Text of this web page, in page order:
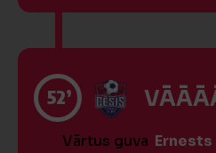
52’
Vārtus guva